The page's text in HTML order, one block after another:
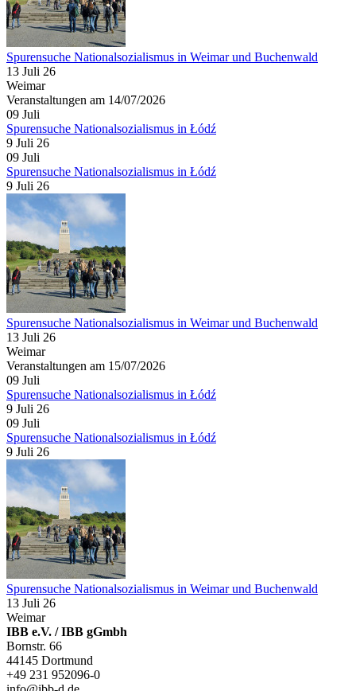
Spurensuche Nationalsozialismus in Weimar und Buchenwald
13 Juli 26
Weimar
Veranstaltungen am 14/07/2026
09 Juli
Spurensuche Nationalsozialismus in Łódź
9 Juli 26
09 Juli
Spurensuche Nationalsozialismus in Łódź
9 Juli 26
Spurensuche Nationalsozialismus in Weimar und Buchenwald
13 Juli 26
Weimar
Veranstaltungen am 15/07/2026
09 Juli
Spurensuche Nationalsozialismus in Łódź
9 Juli 26
09 Juli
Spurensuche Nationalsozialismus in Łódź
9 Juli 26
Spurensuche Nationalsozialismus in Weimar und Buchenwald
13 Juli 26
Weimar
IBB e.V. / IBB gGmbh
Bornstr. 66
44145 Dortmund
+49 231 952096-0